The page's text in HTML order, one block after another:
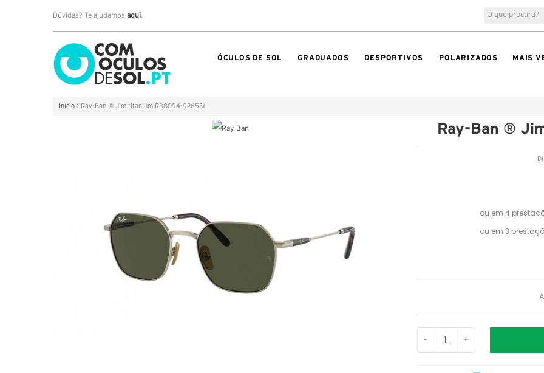
Dúvidas? Te ajudamos aqui.
ÓCULOS DE SOL GRADUADOS DESPORTIVOS POLARIZADOS MAIS
Início > Ray-Ban ® Jim titanium RB8094-926531
Ray-Ban ®
- +